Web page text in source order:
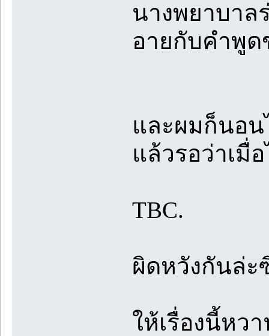
นางพยาบาล
อายกับคำพูด
และผมก็นอน
แล้วรอว่าเมื่
TBC.
ผิดหวังกันล่ะ
ให้เรื่องนี้หว